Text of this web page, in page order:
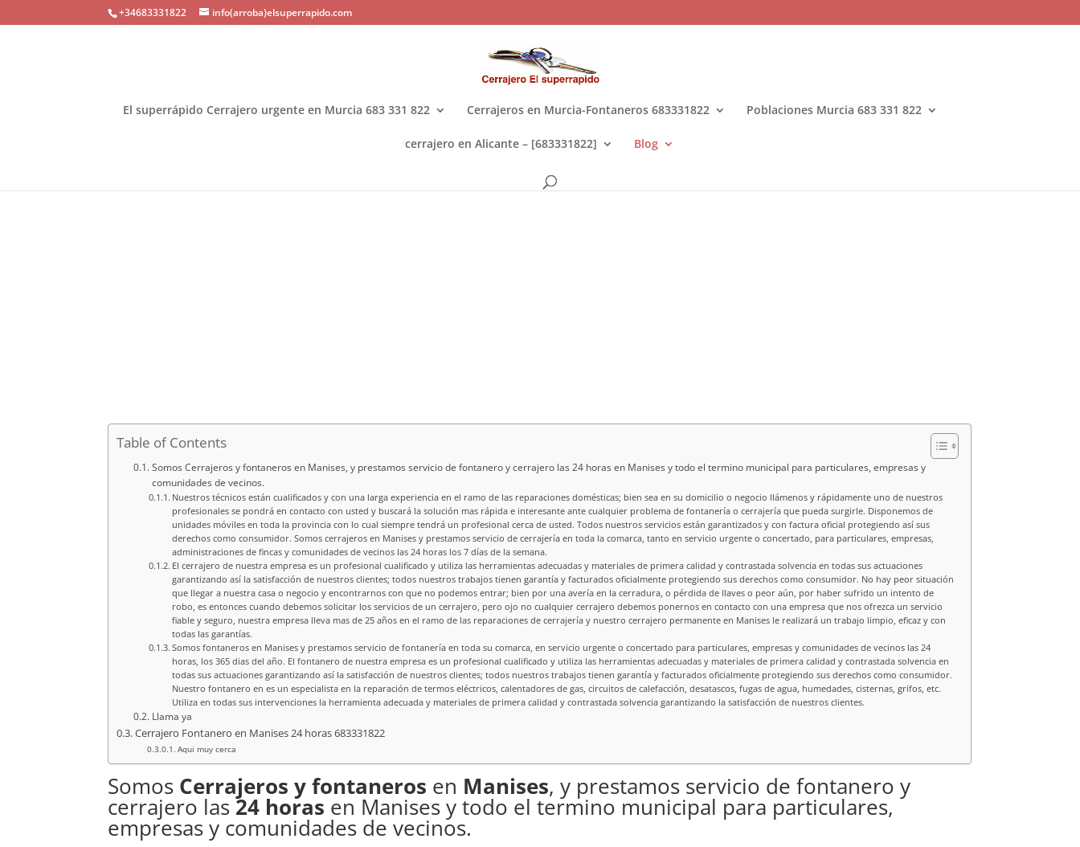
+34683331822 info(arroba)elsuperrapido.com
El superrápido Cerrajero urgente en Murcia 683 331 822 Cerrajeros en Murcia-Fontaneros 683331822 Poblaciones Murcia 683 331 822
cerrajero en Alicante – [683331822] Blog
Table of Contents
Somos Cerrajeros y fontaneros en Manises, y prestamos servicio de fontanero y cerrajero las 24 horas en Manises y todo el termino municipal para particulares, empresas y
comunidades de vecinos.
Nuestros técnicos están cualificados y con una larga experiencia en el ramo de las reparaciones domésticas; bien sea en su domicilio o negocio llámenos y rápidamente uno de nuestros
profesionales se pondrá en contacto con usted y buscará la solución mas rápida e interesante ante cualquier problema de fontanería o cerrajería que pueda surgirle. Disponemos de
unidades móviles en toda la provincia con lo cual siempre tendrá un profesional cerca de usted. Todos nuestros servicios están garantizados y con factura oficial protegiendo así sus
derechos como consumidor. Somos cerrajeros en Manises y prestamos servicio de cerrajería en toda la comarca, tanto en servicio urgente o concertado, para particulares, empresas,
administraciones de fincas y comunidades de vecinos las 24 horas los 7 días de la semana.
El cerrajero de nuestra empresa es un profesional cualificado y utiliza las herramientas adecuadas y materiales de primera calidad y contrastada solvencia en todas sus actuaciones
garantizando así la satisfacción de nuestros clientes; todos nuestros trabajos tienen garantía y facturados oficialmente protegiendo sus derechos como consumidor. No hay peor situación
que llegar a nuestra casa o negocio y encontrarnos con que no podemos entrar; bien por una avería en la cerradura, o pérdida de llaves o peor aún, por haber sufrido un intento de
robo, es entonces cuando debemos solicitar los servicios de un cerrajero, pero ojo no cualquier cerrajero debemos ponernos en contacto con una empresa que nos ofrezca un servicio
fiable y seguro, nuestra empresa lleva mas de 25 años en el ramo de las reparaciones de cerrajería y nuestro cerrajero permanente en Manises le realizará un trabajo limpio, eficaz y con
todas las garantías.
Somos fontaneros en Manises y prestamos servicio de fontanería en toda su comarca, en servicio urgente o concertado para particulares, empresas y comunidades de vecinos las 24
horas, los 365 dias del año. El fontanero de nuestra empresa es un profesional cualificado y utiliza las herramientas adecuadas y materiales de primera calidad y contrastada solvencia en
todas sus actuaciones garantizando así la satisfacción de nuestros clientes; todos nuestros trabajos tienen garantía y facturados oficialmente protegiendo sus derechos como consumidor.
Nuestro fontanero en es un especialista en la reparación de termos eléctricos, calentadores de gas, circuitos de calefacción, desatascos, fugas de agua, humedades, cisternas, grifos, etc.
Utiliza en todas sus intervenciones la herramienta adecuada y materiales de primera calidad y contrastada solvencia garantizando la satisfacción de nuestros clientes.
Llama ya
Cerrajero Fontanero en Manises 24 horas 683331822
Aqui muy cerca
Somos Cerrajeros y fontaneros en Manises, y prestamos servicio de fontanero y
cerrajero las24 horas en Manises y todo el termino municipal para particulares,
empresas y comunidades de vecinos.